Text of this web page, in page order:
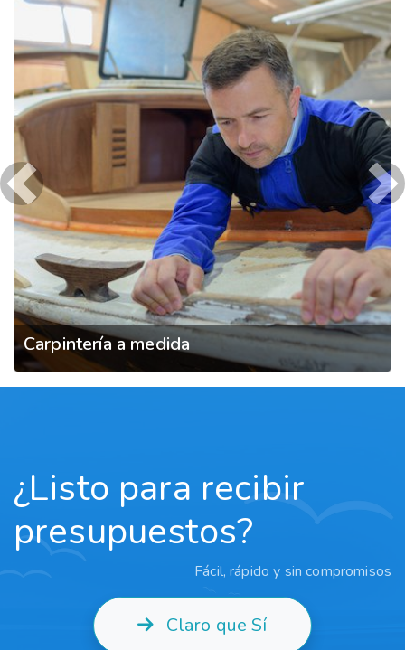
Carpintería a medida
Previous
¿Listo para recibir
presupuestos?
Fácil, rápido y sin compromisos
Claro que Sí